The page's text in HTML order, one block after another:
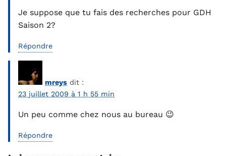
Je suppose que tu fais des recherches pour GDH
Saison 2?
Répondre
mreys dit :
23 juillet 2009 à 1 h 55 min
Un peu comme chez nous au bureau 😉
Répondre